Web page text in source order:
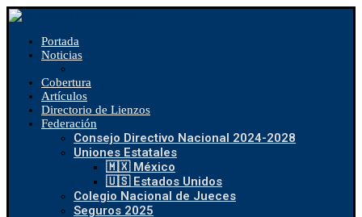
Portada
Noticias
Cobertura
Artículos
Directorio de Lienzos
Federación
Consejo Directivo Nacional 2024-2028
Uniones Estatales
🇲🇽 México
🇺🇸 Estados Unidos
Colegio Nacional de Jueces
Seguros 2025